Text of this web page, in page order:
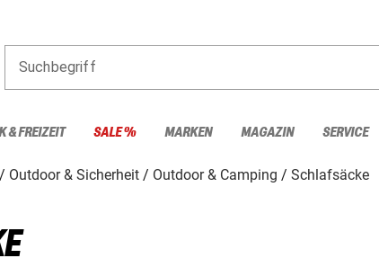
Suchbegriff
& FREIZEIT SALE % MARKEN MAGAZIN SERVICE
Outdoor & Sicherheit Outdoor & Camping Schlafsäcke